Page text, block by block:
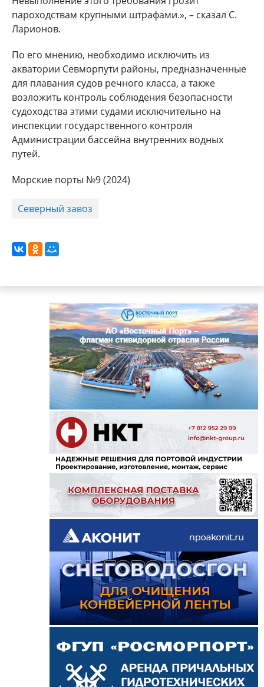
пароходствам крупными штрафами.», – сказал С.
Ларионов.
По его мнению, необходимо исключить из
акватории Севморпути районы, предназначенные
для плавания судов речного класса, а также
возложить контроль соблюдения безопасности
судоходства этими судами исключительно на
инспекции государственного контроля
Администрации бассейна внутренних водных
путей.
Морские порты №9 (2024)
Северный завоз